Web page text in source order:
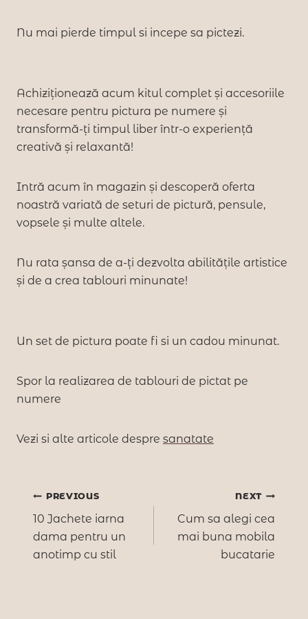
Nu mai pierde timpul si incepe sa pictezi.
Achiziționează acum kitul complet și accesoriile
necesare pentru pictura pe numere și
transformă-ți timpul liber într-o experiență
creativă și relaxantă!
Intră acum în magazin și descoperă oferta
noastră variată de seturi de pictură, pensule,
vopsele și multe altele.
Nu rata șansa de a-ți dezvolta abilitățile artistice
și de a crea tablouri minunate!
Un set de pictura poate fi si un cadou minunat.
Spor la realizarea de tablouri de pictat pe
numere
Vezi si alte articole despre sanatate
Navigare
în
articole
PREVIOUS
10 Jachete iarna
dama pentru un
anotimp cu stil
NEXT
Cum sa alegi cea
mai buna mobila
bucatarie